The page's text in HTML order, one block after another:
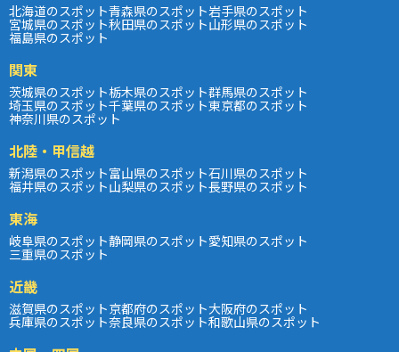
北海道のスポット青森県のスポット岩手県のスポット
宮城県のスポット秋田県のスポット山形県のスポット
福島県のスポット
関東
茨城県のスポット栃木県のスポット群馬県のスポット
埼玉県のスポット千葉県のスポット東京都のスポット
神奈川県のスポット
北陸・甲信越
新潟県のスポット富山県のスポット石川県のスポット
福井県のスポット山梨県のスポット長野県のスポット
東海
岐阜県のスポット静岡県のスポット愛知県のスポット
三重県のスポット
近畿
滋賀県のスポット京都府のスポット大阪府のスポット
兵庫県のスポット奈良県のスポット和歌山県のスポット